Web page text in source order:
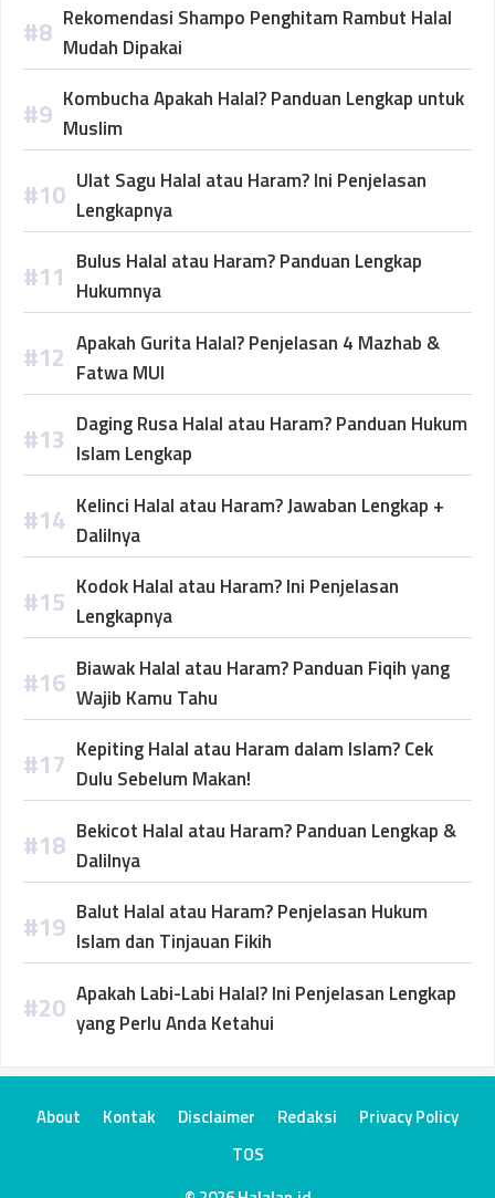
Rekomendasi Shampo Penghitam Rambut Halal
Mudah Dipakai
Kombucha Apakah Halal? Panduan Lengkap untuk
Muslim
Ulat Sagu Halal atau Haram? Ini Penjelasan
Lengkapnya
Bulus Halal atau Haram? Panduan Lengkap
Hukumnya
Apakah Gurita Halal? Penjelasan 4 Mazhab &
Fatwa MUI
Daging Rusa Halal atau Haram? Panduan Hukum
Islam Lengkap
Kelinci Halal atau Haram? Jawaban Lengkap +
Dalilnya
Kodok Halal atau Haram? Ini Penjelasan
Lengkapnya
Biawak Halal atau Haram? Panduan Fiqih yang
Wajib Kamu Tahu
Kepiting Halal atau Haram dalam Islam? Cek
Dulu Sebelum Makan!
Bekicot Halal atau Haram? Panduan Lengkap &
Dalilnya
Balut Halal atau Haram? Penjelasan Hukum
Islam dan Tinjauan Fikih
Apakah Labi-Labi Halal? Ini Penjelasan Lengkap
yang Perlu Anda Ketahui
About Kontak Disclaimer Redaksi
Privacy Policy
TOS